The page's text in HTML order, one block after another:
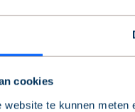
cookies
te kunnen